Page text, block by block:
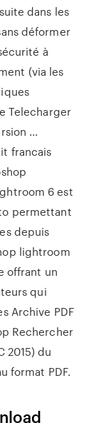
dans les
déformer
à
(via les
Telecharger
...
francais
6 est
permettant
depuis
lightroom
offrant un
qui
Archive PDF
Rechercher
2015) du
format PDF.